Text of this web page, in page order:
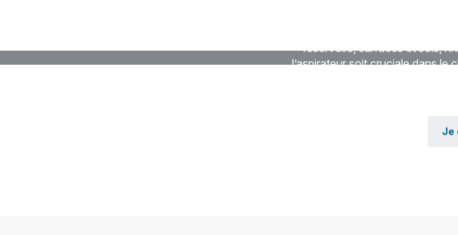
réservoirs, surfaces et sols,
l’aspirateur soit cruciale dans
Je